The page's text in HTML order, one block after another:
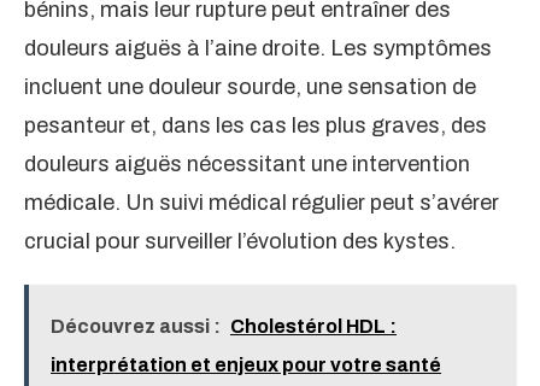
bénins, mais leur rupture peut entraîner des
douleurs aiguës à l’aine droite. Les symptômes
incluent une douleur sourde, une sensation de
pesanteur et, dans les cas les plus graves, des
douleurs aiguës nécessitant une intervention
médicale. Un suivi médical régulier peut s’avérer
crucial pour surveiller l’évolution des kystes.
Découvrez aussi : Cholestérol HDL :
interprétation et enjeux pour votre santé